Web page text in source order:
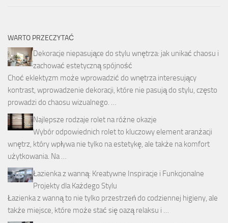
WARTO PRZECZYTAĆ
Dekoracje niepasujące do stylu wnętrza: jak unikać chaosu i
zachować estetyczną spójność
Choć eklektyzm może wprowadzić do wnętrza interesujący
kontrast, wprowadzenie dekoracji, które nie pasują do stylu, często
prowadzi do chaosu wizualnego. …
Najlepsze rodzaje rolet na różne okazje
Wybór odpowiednich rolet to kluczowy element aranżacji
wnętrz, który wpływa nie tylko na estetykę, ale także na komfort
użytkowania. Na …
Łazienka z wanną: Kreatywne Inspiracje i Funkcjonalne
Projekty dla Każdego Stylu
Łazienka z wanną to nie tylko przestrzeń do codziennej higieny, ale
także miejsce, które może stać się oazą relaksu i …